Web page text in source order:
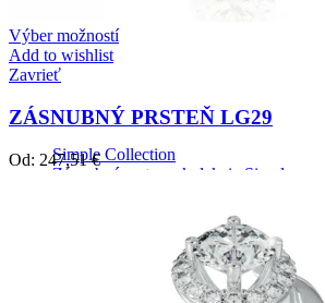
Simple Collection
Zásnubné prstne z kolekcie Simple.
Výber možností
Add to wishlist
Zavrieť
ZÁSNUBNÝ PRSTEŇ LG29
Od: 247,51€